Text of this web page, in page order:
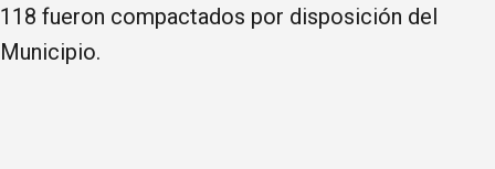
118 fueron compactados por disposición del
Municipio.